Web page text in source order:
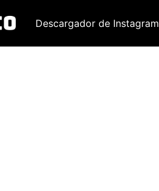
Descargador de Instagram